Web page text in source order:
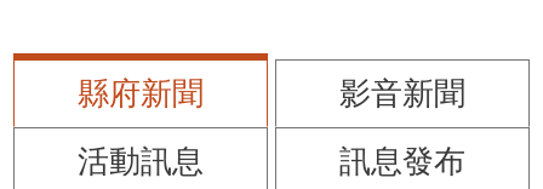
縣府新聞
影音新聞
活動訊息
訊息發布